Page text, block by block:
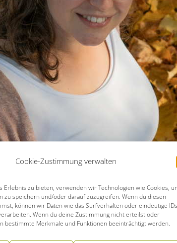
Cookie-Zustimmung verwalten
Erlebnis zu bieten, verwenden wir Technologien wie Cookies,
zu speichern und/oder darauf zuzugreifen. Wenn du diesen
können wir Daten wie das Surfverhalten oder eindeutige IDs
Wenn du deine Zustimmung nicht erteilst oder
bestimmte Merkmale und Funktionen beeinträchtigt werden.
Ich kam durch Zufall auf sie, da